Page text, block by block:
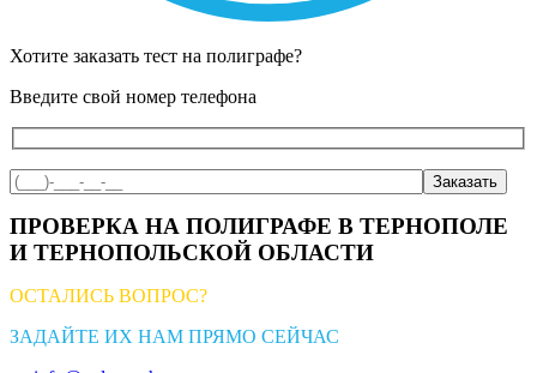
Хотите заказать тест на полиграфе?
Введите свой номер телефона
ПРОВЕРКА НА ПОЛИГРАФЕ В ТЕРНОПОЛЕ
И ТЕРНОПОЛЬСКОЙ ОБЛАСТИ
ОСТАЛИСЬ ВОПРОС?
ЗАДАЙТЕ ИХ НАМ ПРЯМО СЕЙЧАС